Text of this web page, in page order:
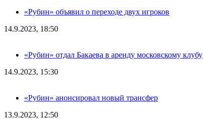
«Рубин» объявил о переходе двух игроков
14.9.2023, 18:50
«Рубин» отдал Бакаева в аренду московскому клубу
14.9.2023, 15:30
«Рубин» анонсировал новый трансфер
13.9.2023, 12:50